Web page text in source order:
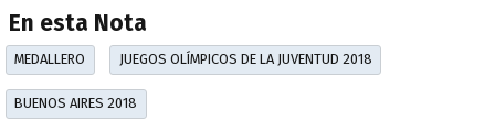
En esta Nota
MEDALLERO JUEGOS OLÍMPICOS DE LA JUVENTUD 2018
BUENOS AIRES 2018